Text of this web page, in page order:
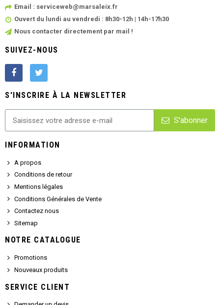
Email : serviceweb@marsaleix.fr
Ouvert du lundi au vendredi : 8h30-12h | 14h-17h30
Nous contacter directement par mail !
SUIVEZ-NOUS
S'INSCRIRE À LA NEWSLETTER
S'abonner
INFORMATION
A propos
Conditions de retour
Mentions légales
Conditions Générales de Vente
Contactez nous
Sitemap
NOTRE CATALOGUE
Promotions
Nouveaux produits
SERVICE CLIENT